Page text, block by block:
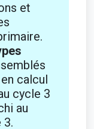
et
calcul
cycle 3
au
3.